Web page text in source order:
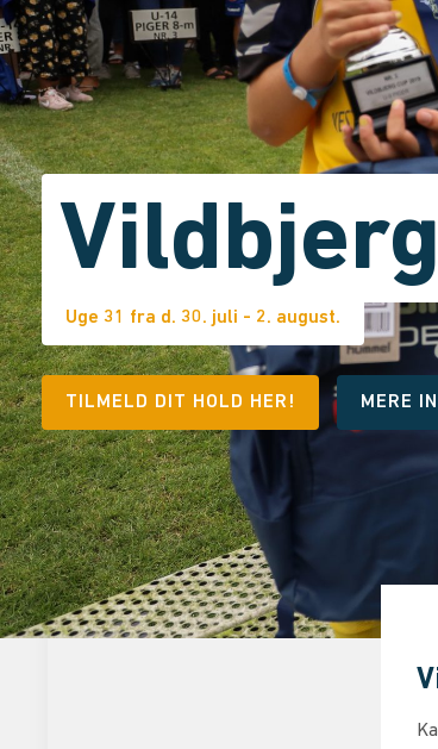
Vildbjerg
Uge 31 fra d. 30. juli - 2. august.
TILMELD DIT HOLD HER! MERE